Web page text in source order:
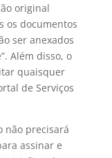
original
os documentos
ser anexados
Além disso, o
quaisquer
de Serviços
não precisará
assinar e